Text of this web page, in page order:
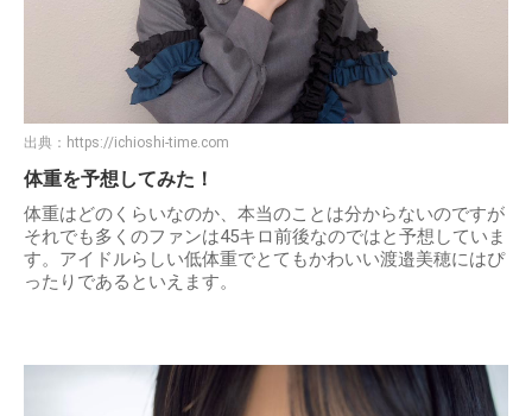
出典： https://ichioshi-time.com
体重を予想してみた！
体重はどのくらいなのか、本当のことは分からないのですが
それでも多くのファンは45キロ前後なのではと予想していま
す。アイドルらしい低体重でとてもかわいい渡邉美穂にはぴ
ったりであるといえます。